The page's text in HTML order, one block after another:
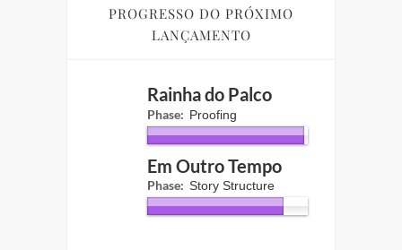
PROGRESSO DO PRÓXIMO
LANÇAMENTO
Rainha do Palco
Phase: Proofing
Em Outro Tempo
Phase: Story Structure